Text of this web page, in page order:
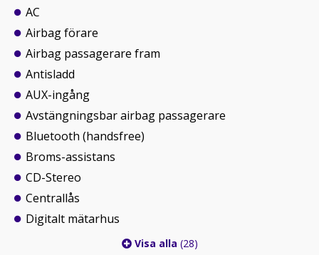
AC
Airbag förare
Airbag passagerare fram
Antisladd
AUX-ingång
Avstängningsbar airbag passagerare
Bluetooth (handsfree)
Broms-assistans
CD-Stereo
Centrallås
Digitalt mätarhus
Visa alla (28)